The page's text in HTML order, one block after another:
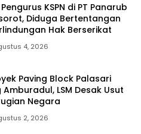
KSPN di PT Panarub
Diduga Bertentangan
Hak Berserikat
4, 2026
Paving Block Palasari
LSM Desak Usut
Negara
2, 2026